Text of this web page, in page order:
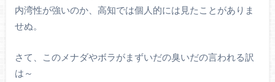
内湾性が強いのか、高知では個人的には見たことがありま
せぬ。
さて、このメナダやボラがまずいだの臭いだの言われる訳
は～